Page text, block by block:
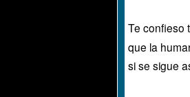
Te confieso
que la
si se sigue